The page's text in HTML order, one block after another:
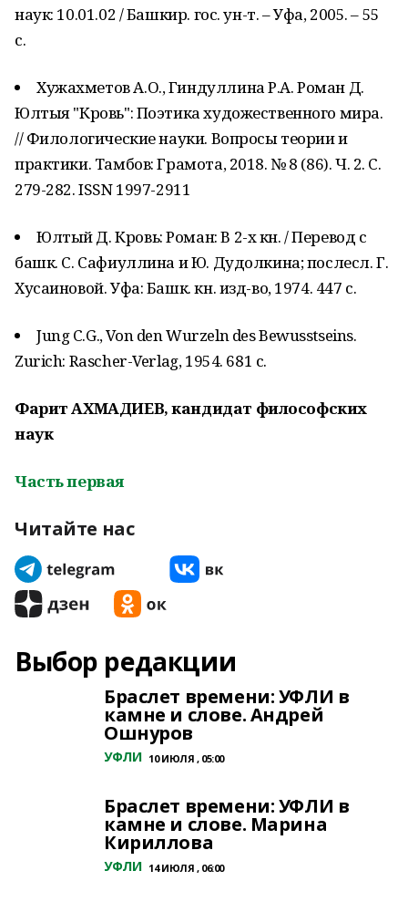
наук: 10.01.02 / Башкир. гос. ун-т. – Уфа, 2005. – 55
с.
Хужахметов А.О., Гиндуллина Р.А. Роман Д.
Юлтыя "Кровь": Поэтика художественного мира.
// Филологические науки. Вопросы теории и
практики. Тамбов: Грамота, 2018. № 8 (86). Ч. 2. C.
279-282. ISSN 1997-2911
Юлтый Д. Кровь: Роман: В 2-х кн. / Перевод с
башк. С. Сафиуллина и Ю. Дудолкина; послесл. Г.
Хусаиновой. Уфа: Башк. кн. изд-во, 1974. 447 с.
Jung C.G., Von den Wurzeln des Bewusstseins.
Zurich: Rascher-Verlag, 1954. 681 с.
Фарит АХМАДИЕВ, кандидат философских
наук
Часть первая
Читайте нас
Выбор редакции
Браслет времени: УФЛИ в
камне и слове. Андрей
Ошнуров
УФЛИ 10 ИЮЛЯ , 05:00
Браслет времени: УФЛИ в
камне и слове. Марина
Кириллова
УФЛИ 14 ИЮЛЯ , 06:00